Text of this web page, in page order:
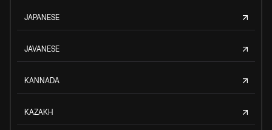
JAPANESE
JAVANESE
KANNADA
KAZAKH